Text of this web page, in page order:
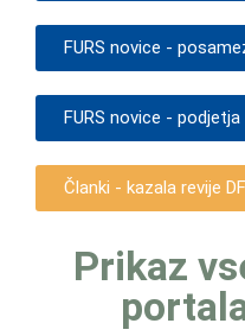
FURS novice -
FURS novice - podjetja
Članki - kazala revije
Prikaz